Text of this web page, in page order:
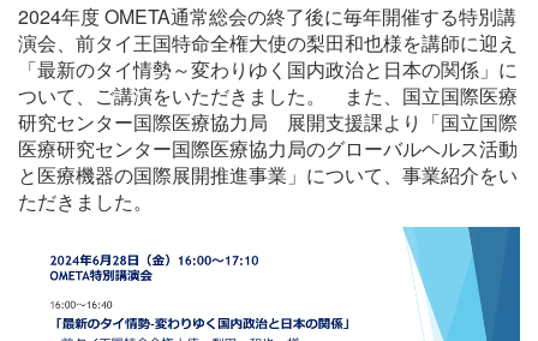
2024年度 OMETA通常総会の終了後に毎年開催する特別講
演会、前タイ王国特命全権大使の梨田和也様を講師に迎え
「最新のタイ情勢～変わりゆく国内政治と日本の関係」に
ついて、ご講演をいただきました。 また、国立国際医療
研究センター国際医療協力局 展開支援課より「国立国際
医療研究センター国際医療協力局のグローバルヘルス活動
と医療機器の国際展開推進事業」について、事業紹介をい
ただきました。